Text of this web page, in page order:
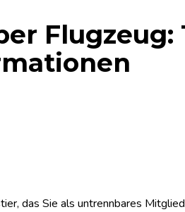
Flugzeug:
das Sie als untrennbares